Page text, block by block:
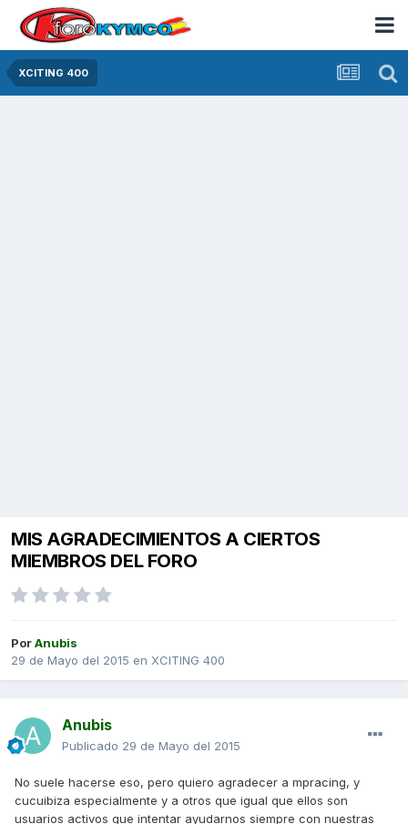
XCITING 400
MIS AGRADECIMIENTOS A CIERTOS
MIEMBROS DEL FORO
PorAnubis
29 de Mayo del 2015 en XCITING 400
Anubis
Publicado 29 de Mayo del 2015
No suele hacerse eso, pero quiero agradecer a mpracing, y
cucuibiza especialmente y a otros que igual que ellos son
usuarios activos que intentar ayudarnos siempre con nuestras